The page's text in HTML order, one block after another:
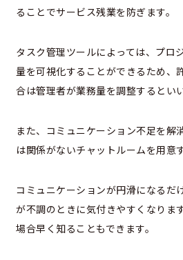
ることでサービス残業を防ぎます。
タスク管理ツールによっては、プロ
量を可視化することができるため、
合は管理者が業務量を調整するとい
また、コミュニケーション不足を解
は関係がないチャットルームを用意
コミュニケーションが円滑になるだ
が不調のときに気付きやすくなりま
場合早く知ることもできます。